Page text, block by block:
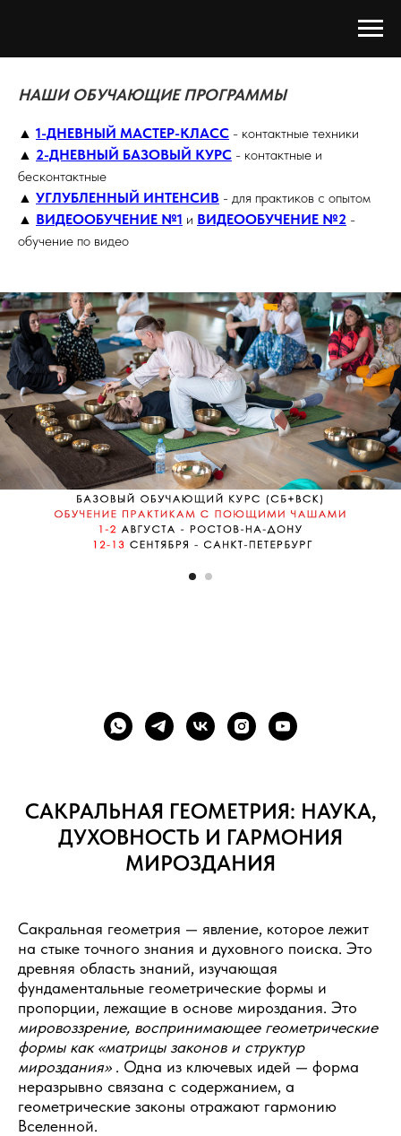
НАШИ ОБУЧАЮЩИЕ ПРОГРАММЫ
▲ 1-ДНЕВНЫЙ МАСТЕР-КЛАСС - контактные техники
▲ 2-ДНЕВНЫЙ БАЗОВЫЙ КУРС - контактные и
бесконтактные
▲ УГЛУБЛЕННЫЙ ИНТЕНСИВ - для практиков с опытом
▲ ВИДЕООБУЧЕНИЕ №1 и ВИДЕООБУЧЕНИЕ №2 -
обучение по видео
САКРАЛЬНАЯ ГЕОМЕТРИЯ: НАУКА,
ДУХОВНОСТЬ И ГАРМОНИЯ
МИРОЗДАНИЯ
Сакральная геометрия — явление, которое лежит
на стыке точного знания и духовного поиска. Это
древняя область знаний, изучающая
фундаментальные геометрические формы и
пропорции, лежащие в основе мироздания. Это
мировоззрение, воспринимающее геометрические
формы как «матрицы законов и структур
мироздания». Одна из ключевых идей — форма
неразрывно связана с содержанием, а
геометрические законы отражают гармонию
Вселенной.